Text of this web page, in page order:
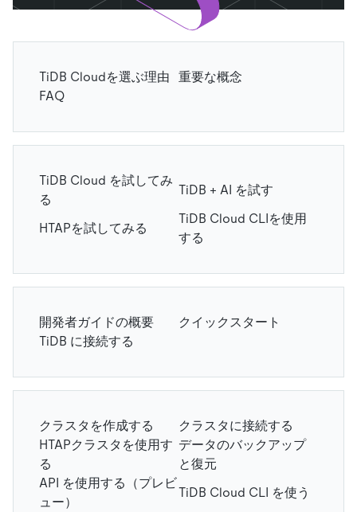
TiDB Cloudを選ぶ理由
重要な概念
FAQ
TiDB Cloud を試してみ
る
TiDB + AI を試す
HTAPを試してみる
TiDB Cloud CLIを使用
する
開発者ガイドの概要
クイックスタート
TiDB に接続する
クラスタを作成する
クラスタに接続する
HTAPクラスタを使用す
る
データのバックアップ
と復元
API を使用する（プレビ
ュー）
TiDB Cloud CLI を使う